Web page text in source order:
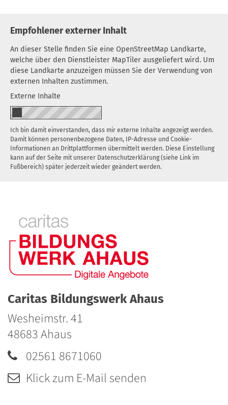
Empfohlener externer Inhalt
An dieser Stelle finden Sie eine OpenStreetMap Landkarte,
welche über den Dienstleister MapTiler ausgeliefert wird. Um
diese Landkarte anzuzeigen müssen Sie der Verwendung von
externen Inhalten zustimmen.
Externe Inhalte
Ich bin damit einverstanden, dass mir externe Inhalte angezeigt werden.
Damit können personenbezogene Daten, IP-Adresse und Cookie-
Informationen an Drittplattformen übermittelt werden. Diese Einstellung
kann auf der Seite mit unserer Datenschutzerklärung (siehe Link im
Fußbereich) später jederzeit wieder geändert werden.
Caritas Bildungswerk Ahaus
Wesheimstr. 41
48683Ahaus
02561 8671060
Klick zum E-Mail senden